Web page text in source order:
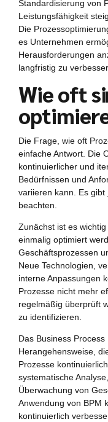
Standardisierung von
Leistungsfähigkeit
Die
es Unternehmen
Herausforderungen
langfristig zu
Wie oft
Die Frage, wie oft
einfache Antwort. Die
kontinuierlicher und
Bedürfnissen und
variieren kann. Es
beachten.
Zunächst ist es
einmalig optimiert
Geschäftsprozessen
Neue Technologien,
interne Anpassungen
Prozesse nicht mehr
regelmäßig überprüft
zu identifizieren.
Das Business
Herangehensweise,
Prozesse
systematische
Überwachung von
Anwendung von BPM
kontinuierlich